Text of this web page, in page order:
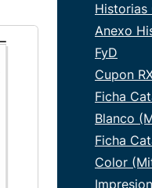
Historias
Anexo
FyD
Cupon
Ficha
Blanco
Ficha
Color